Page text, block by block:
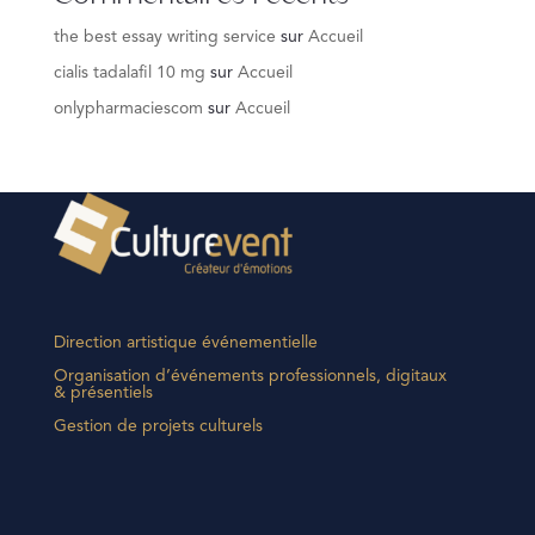
the best essay writing service sur Accueil
cialis tadalafil 10 mg sur Accueil
onlypharmaciescom sur Accueil
Direction artistique événementielle
Organisation d’événements professionnels, digitaux
& présentiels
Gestion de projets culturels